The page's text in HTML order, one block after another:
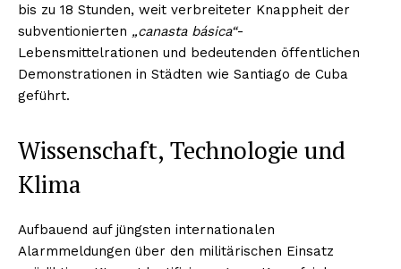
bis zu 18 Stunden, weit verbreiteter Knappheit der
subventionierten „canasta básica“-
Lebensmittelrationen und bedeutenden öffentlichen
Demonstrationen in Städten wie Santiago de Cuba
geführt.
Wissenschaft, Technologie und
Klima
Aufbauend auf jüngsten internationalen
Alarmmeldungen über den militärischen Einsatz